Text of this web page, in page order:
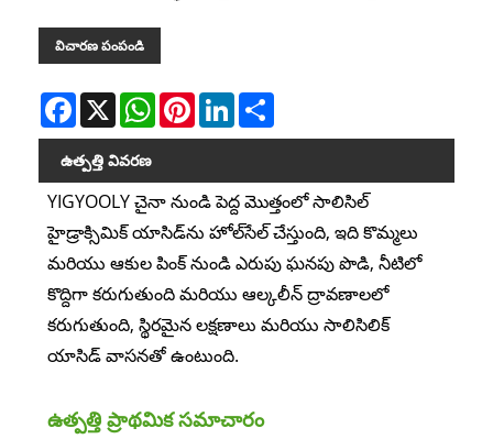
విచారణ పంపండి
Facebook
X WhatsAppPinterestLinkedIn
ఉత్పత్తి వివరణ
YIGYOOLY చైనా నుండి పెద్ద మొత్తంలో సాలిసిల్
హైడ్రాక్సిమిక్ యాసిడ్‌ను హోల్‌సేల్ చేస్తుంది, ఇది కొమ్మలు
మరియు ఆకుల పింక్ నుండి ఎరుపు ఘనపు పొడి, నీటిలో
కొద్దిగా కరుగుతుంది మరియు ఆల్కలీన్ ద్రావణాలలో
కరుగుతుంది, స్థిరమైన లక్షణాలు మరియు సాలిసిలిక్
యాసిడ్ వాసనతో ఉంటుంది.
ఉత్పత్తి ప్రాథమిక సమాచారం